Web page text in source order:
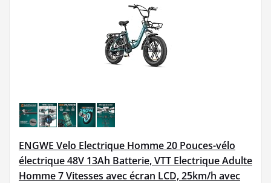
ENGWE Velo Electrique Homme 20 Pouces-vélo
électrique 48V 13Ah Batterie, VTT Electrique Adulte
Homme 7 Vitesses avec écran LCD, 25km/h avec